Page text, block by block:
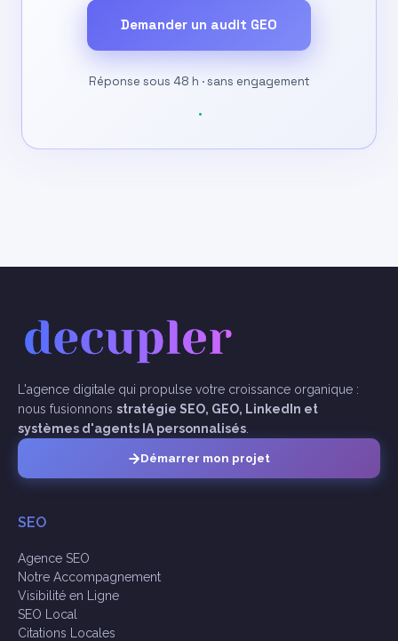
Demander un audit GEO
Réponse sous 48 h · sans engagement
L'agence digitale qui propulse votre croissance organique :
nous fusionnons stratégie SEO, GEO, LinkedIn et
systèmes d'agents IA personnalisés
Démarrer mon projet
SEO
Agence SEO
Notre Accompagnement
Visibilité en Ligne
SEO Local
Citations Locales